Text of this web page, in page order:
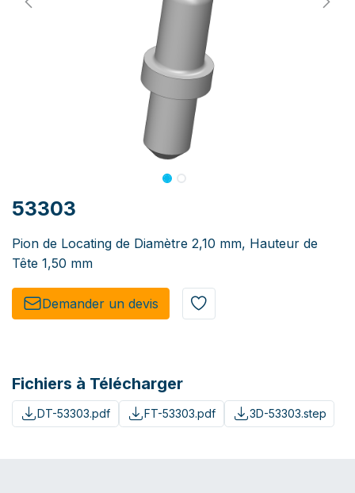
53303
Pion de Locating de Diamètre 2,10 mm, Hauteur de
Tête 1,50 mm
Demander un de​​vis​​
Fichiers à Télécharger
DT-53303.pdf FT-53303.pdf 3D-53303.step